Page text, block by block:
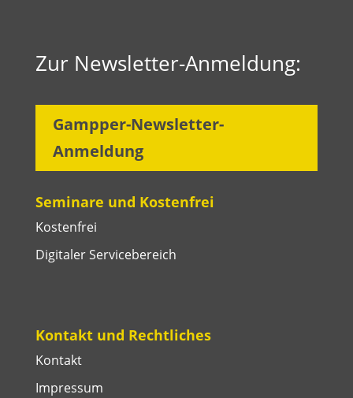
Zur Newsletter-Anmeldung:
Gampper-Newsletter-
Anmeldung
Seminare und Kostenfrei
Kostenfrei
Digitaler Servicebereich
Kontakt und Rechtliches
Kontakt
Impressum